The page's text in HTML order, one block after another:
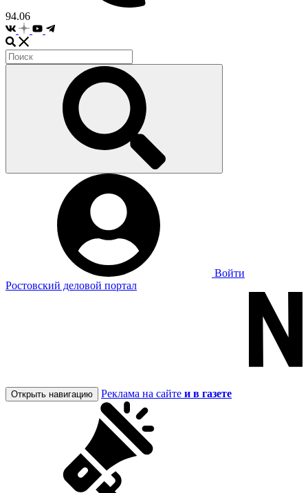
94.06
Войти
Ростовский деловой портал
Открыть навигацию Реклама на сайте и в газете